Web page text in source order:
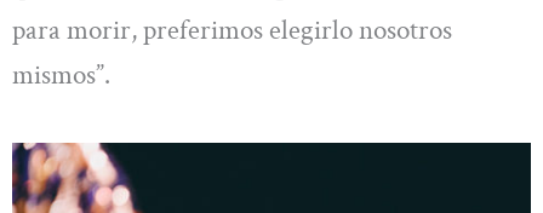
para morir, preferimos elegirlo nosotros
mismos”.